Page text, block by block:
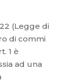
(Legge di
di commi
1 è
ad una